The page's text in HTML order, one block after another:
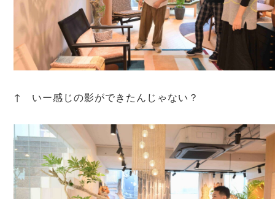
↑ いー感じの影ができたんじゃない？